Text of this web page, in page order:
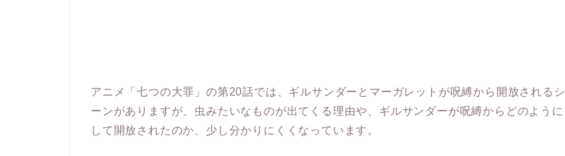
アニメ「七つの大罪」の第20話では、ギルサンダーとマーガレットが呪縛から開放されるシ
ーンがありますが、虫みたいなものが出てくる理由や、ギルサンダーが呪縛からどのように
して開放されたのか、少し分かりにくくなっています。